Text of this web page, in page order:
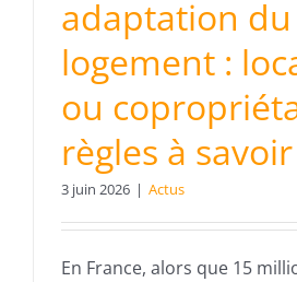
adaptation du
logement :
ou
règles à
3 juin 2026 | Actus
En France, alors que 15